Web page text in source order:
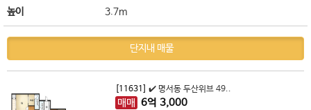
높이 3.7m
단지내 매물
[11631] ✔️ 명서동 두산위브 49..
매매 6억 3,000